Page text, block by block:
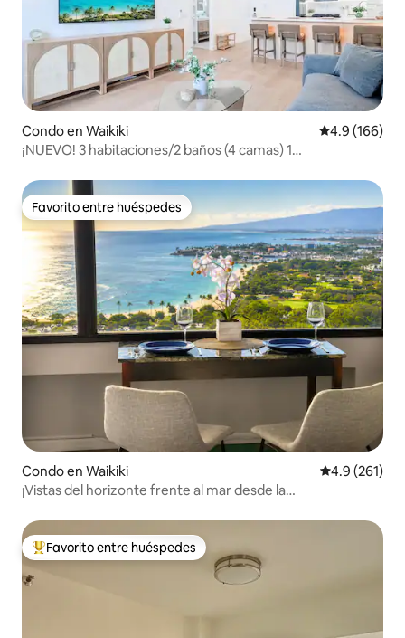
Condo en Waikiki Calificación
4.9 (166)
¡NUEVO! 3 habitaciones/2 baños (4 camas) 1
Favorito entre huéspedes
Favorito entre huéspedes
Condo en Waikiki Calificación
4.9 (261)
¡Vistas del horizonte frente al mar desde la
Favorito entre huéspedes preferido
Favorito entre huéspedes